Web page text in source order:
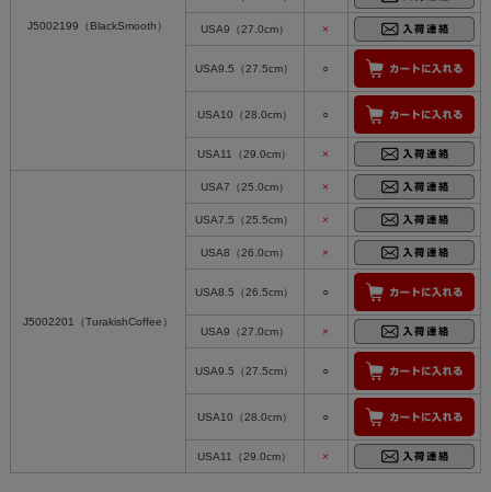
J5002199（BlackSmooth） USA9（27.0cm） ×
USA9.5（27.5cm） ○
USA10（28.0cm） ○
USA11（29.0cm） ×
J5002201（TurakishCoffee）
USA7（25.0cm） ×
USA7.5（25.5cm） ×
USA8（26.0cm） ×
USA8.5（26.5cm） ○
USA9（27.0cm） ×
USA9.5（27.5cm） ○
USA10（28.0cm） ○
USA11（29.0cm） ×